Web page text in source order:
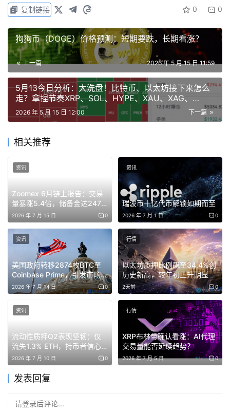
不要被情绪带着追涨杀跌，耐心等关键位置，才更容易拿到
真正有性价比的筹码。
在当前宏观偏空的环境下，山寨市场并没有出现全面普涨，
资金明显开始向少数具备叙事、流动性和机构关注的赛道集
中，市场正在进入“强者恒强、弱者淘汰”的阶段。像
RWA、AI 算力、头部公链等方向，虽然近期表现亮眼，但
短时间涨幅已经不小，高位获利盘越来越重，回调压力也在
同步累积。
以 ONDO 为代表的RWA龙头，月初以来接近翻倍，近期已
经出现高位放量回落迹象。一旦市场情绪转弱，这类涨幅过
大的强势币，很容易出现集中止盈，导致快速下探。而大量
中小市值山寨则依旧处于流动性流失阶段，没有资金承接，
高位缩量后往往容易陷入阴跌。
近期主流币补涨行情整体表现不错，从DOGE、SOL到
BNB，资金轮动已经比较明显。
BNB这波从640-650区间启动，目前已经接近目标区域，
短线利润兑现一部分是比较合理的选择，剩余仓位则继续观
XRP当前重点关注1.30附近支撑，只要这个位置不破，整体
结构问题不大；一旦失守，后面可能会进一步回踩更低区
域，因此仓位管理依旧重要。
HYPE前期已经完成一轮上涨空间，接下来更关注回踩后的
0 0
复制链接
狗狗币（DOGE）价格预测：短期要跌，长期看涨？
上一篇 2026 年 5 月 15 日 11:59
5月13今日分析：大洗盘！比特币、以太坊接下来怎么
走？拿捏节奏XRP、SOL、HYPE、XAU、XAG、
TAO、DOLO、LAB、KGEN
下一篇
2026 年 5 月 15 日 12:00
相关推荐
Zoomex 6月链上报告：交易
量暴涨5.4倍，储备金达2470
万美元，多链资产布局深化
2026 年 7 月 15 日 0
资讯
瑞波币十亿代币解锁如期而至
2026 年 7 月 1 日 0
资讯
美国政府转移2874枚BTC至
Coinbase Prime，引发市场抛
售担忧
2026 年 7 月 14 日 0
资讯
以太坊质押比例飙至34.4%创
历史新高，较年初上升明显
2天前 0
行情
流动性质押Q2表现坚韧：仅
流失1.3% ETH，持币者信心
不减
2026 年 7 月 10 日 0
资讯
XRP布林带确认看涨：AI代理
交易量能否延续趋势？
2026 年 7 月 5 日 0
行情
发表回复
请登录后评论...